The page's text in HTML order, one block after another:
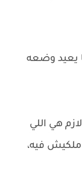
يعيد وضعه
هي اللي
فيه،